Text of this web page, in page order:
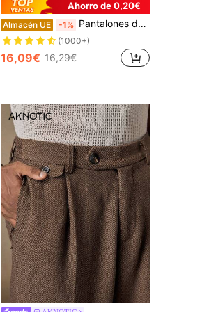
Ahorro de 0,20€
Almacén UE -1% Pantalones de lino sueltos con cordón y bolsillo, unicolor, casuales, cómodos para primavera, verano, otoño e invierno
(1000+)
16,09€ 16,29€